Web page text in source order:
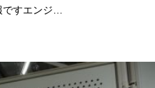
すエンジ…